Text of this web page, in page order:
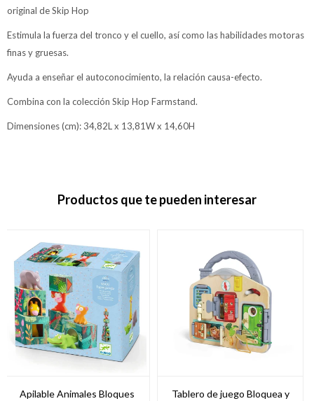
original de Skip Hop
Estimula la fuerza del tronco y el cuello, así como las habilidades motoras
finas y gruesas.
Ayuda a enseñar el autoconocimiento, la relación causa-efecto.
Combina con la colección Skip Hop Farmstand.
Dimensiones (cm): 34,82L x 13,81W x 14,60H
Productos que te pueden interesar
Apilable Animales Bloques
Tablero de juego Bloquea y